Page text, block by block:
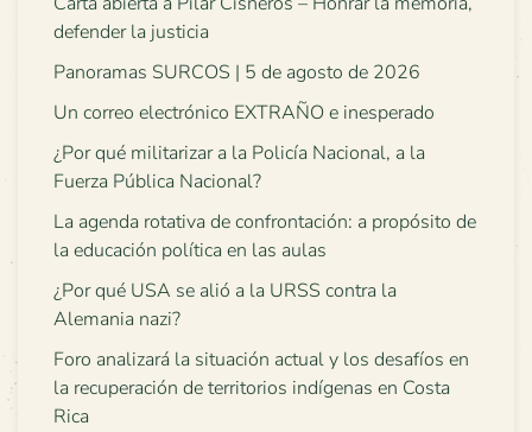
defender la justicia
Panoramas SURCOS | 5 de agosto de 2026
Un correo electrónico EXTRAÑO e inesperado
¿Por qué militarizar a la Policía Nacional, a la
Fuerza Pública Nacional?
La agenda rotativa de confrontación: a propósito de
la educación política en las aulas
¿Por qué USA se alió a la URSS contra la
Alemania nazi?
Foro analizará la situación actual y los desafíos en
la recuperación de territorios indígenas en Costa
Rica